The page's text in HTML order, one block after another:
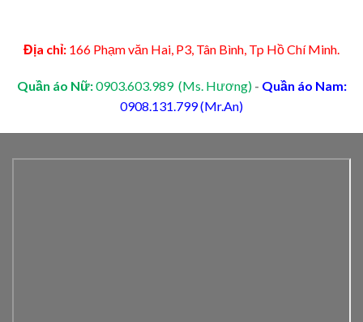
Địa chỉ: 166 Phạm văn Hai, P3, Tân Bình, Tp Hồ Chí Minh.
Quần áo Nữ:0903.603.989 (Ms. Hương) - Quần áo Nam:
0908.131.799 (Mr.An)